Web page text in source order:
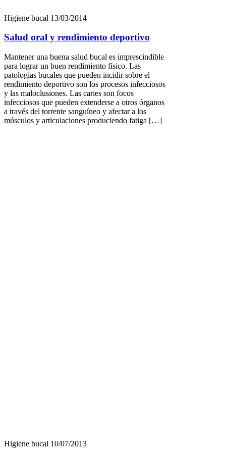
Higiene bucal 13/03/2014
Salud oral y rendimiento deportivo
Mantener una buena salud bucal es imprescindible
para lograr un buen rendimiento físico. Las
patologías bucales que pueden incidir sobre el
rendimiento deportivo son los procesos infecciosos
y las maloclusiones. Las caries son focos
infecciosos que pueden extenderse a otros órganos
a través del torrente sanguíneo y afectar a los
músculos y articulaciones produciendo fatiga […]
Higiene bucal 10/07/2013